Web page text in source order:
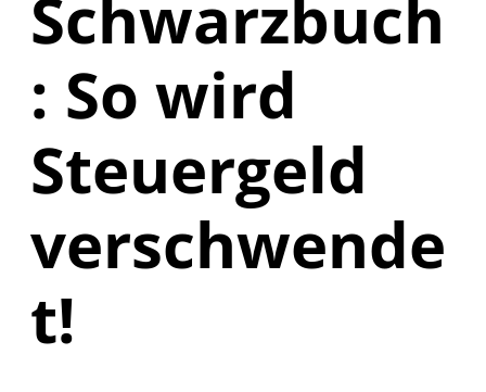
Schwarzbuch
: So wird
Steuergeld
verschwende
t!